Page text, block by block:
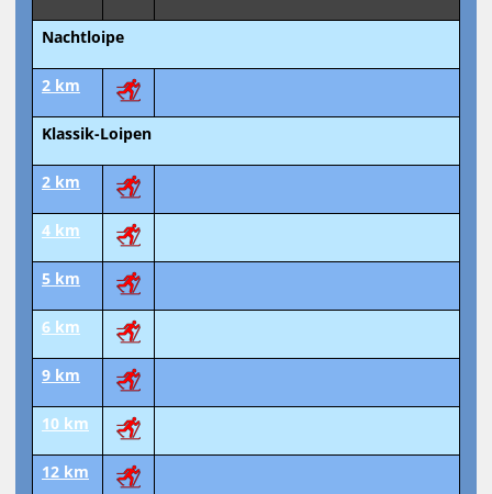
Nachtloipe
2 km
Klassik-Loipen
2 km
4 km
5 km
6 km
9 km
10 km
12 km